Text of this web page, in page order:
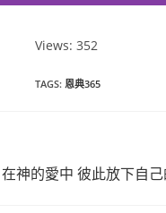
Views: 352
TAGS: 恩典365
神的愛中 彼此放下自